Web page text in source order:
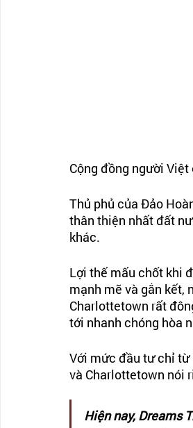
Cộng đồng người
Thủ phủ của Đảo
thân thiện nhất đất
khác.
Lợi thế mấu chốt khi
mạnh mẽ và gắn kết,
Charlottetown rất
tới nhanh chóng hòa
Với mức đầu tư chỉ từ
và Charlottetown nói
Hiện nay, Dreams